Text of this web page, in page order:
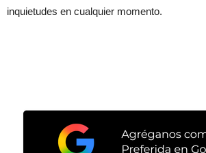
inquietudes en cualquier momento.